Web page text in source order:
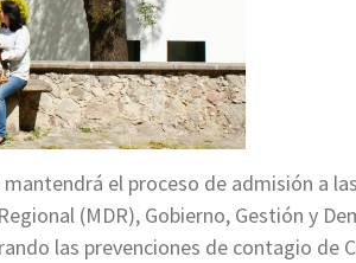
el proceso de admisión a las
(MDR), Gobierno, Gestión y
las prevenciones de contagio de